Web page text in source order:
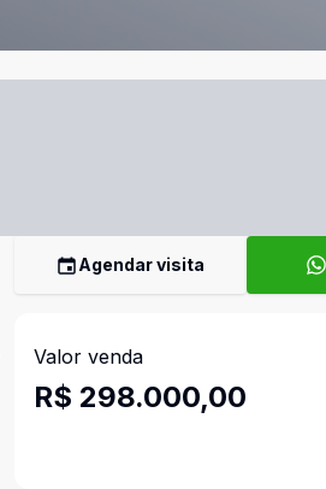
Agendar visita
Valor venda
R$ 298.000,00